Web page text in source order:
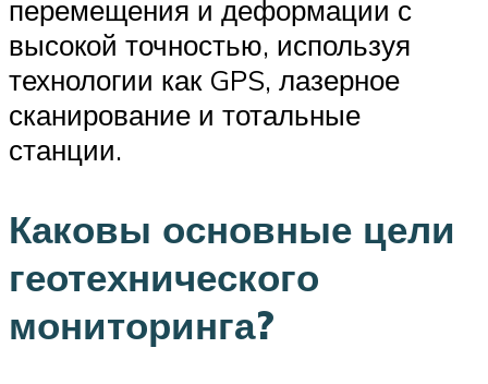
перемещения и деформации с
высокой точностью, используя
технологии как GPS, лазерное
сканирование и тотальные
станции.
Каковы основные цели
геотехнического
мониторинга?